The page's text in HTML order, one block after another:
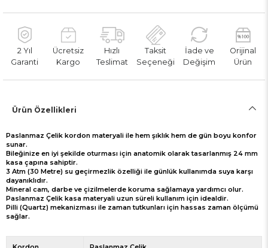
2 Yıl
Garanti
Ücretsiz
Kargo
Hızlı
Teslimat
Taksit
Seçeneği
İade ve
Değişim
Orijinal
Ürün
Ürün Özellikleri
Paslanmaz Çelik kordon materyali ile hem şıklık hem de gün boyu konfor
sunar.
Bileğinize en iyi şekilde oturması için anatomik olarak tasarlanmış 24 mm
kasa çapına sahiptir.
3 Atm (30 Metre) su geçirmezlik özelliği ile günlük kullanımda suya karşı
dayanıklıdır.
Mineral cam, darbe ve çizilmelerde koruma sağlamaya yardımcı olur.
Paslanmaz Çelik kasa materyali uzun süreli kullanım için idealdir.
Pilli (Quartz) mekanizması ile zaman tutkunları için hassas zaman ölçümü
sağlar.